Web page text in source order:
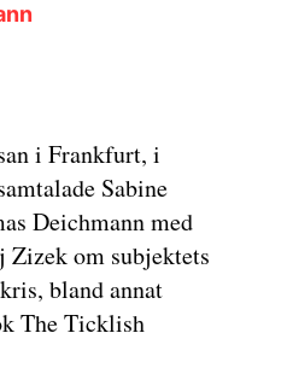
i Frankfurt, i
Sabine
Deichmann med
Zizek om subjektets
bland annat
The Ticklish